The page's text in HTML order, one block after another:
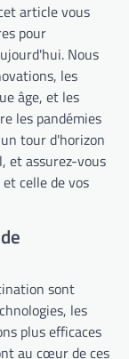
article vous
pour
Nous
les
âge, et les
les pandémies
tour d'horizon
et assurez-vous
celle de vos
sont
les
plus efficaces
au cœur de ces